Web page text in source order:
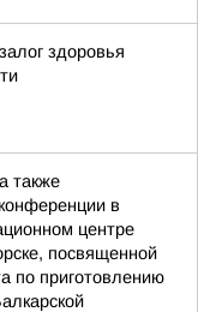
здоровья
также
в
центре
посвященной
по приготовлению